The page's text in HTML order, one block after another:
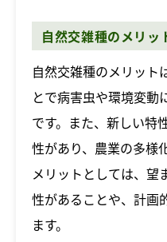
自然交雑種のメリッ
自然交雑種のメリット
とで病害虫や環境変動
です。また、新しい特
性があり、農業の多様
メリットとしては、望
性があることや、計画
ます。